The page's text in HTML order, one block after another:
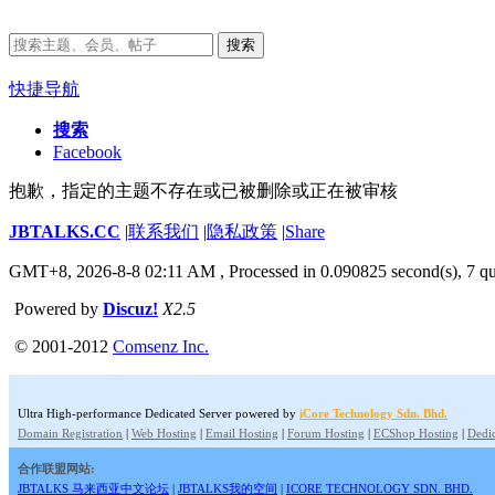
搜索
快捷导航
搜索
Facebook
抱歉，指定的主题不存在或已被删除或正在被审核
JBTALKS.CC |联系我们 |隐私政策 |Share
GMT+8, 2026-8-8 02:11 AM , Processed in 0.090825 second(s), 7
Powered by Discuz! X2.5
© 2001-2012 Comsenz Inc.
Ultra High-performance Dedicated Server powered by iCore Technology Sdn. Bhd.
Domain Registration | Web Hosting | Email Hosting | Forum Hosting | ECShop Hosting |
合作联盟网站:
JBTALKS 马来西亚中文论坛 | JBTALKS我的空间 | ICORE TECHNOLOGY SDN. BHD.